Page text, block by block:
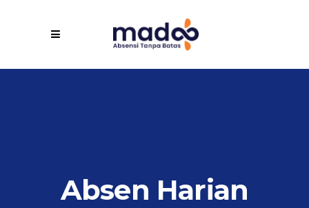
Absen Harian